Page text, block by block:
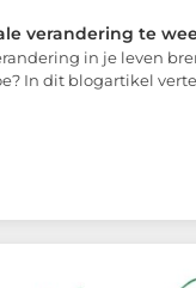
verandering te
in je leven
In dit blogartikel